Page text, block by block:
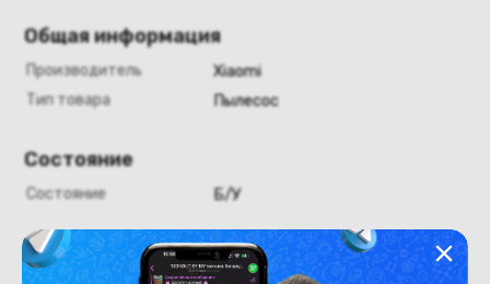
Общая информация
Производитель
Xiaomi
Тип товара
Пылесос
Состояние
Состояние Б/У